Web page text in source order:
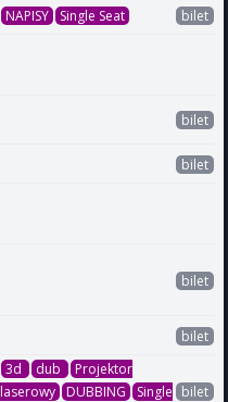
NAPISY Single Seat bilet
bilet
bilet
bilet
bilet
3d dub
Projektor
laserowy
DUBBING
Single bilet